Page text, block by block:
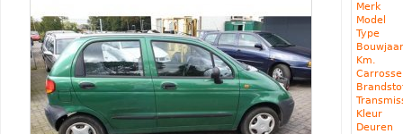
Merk
Model
Type
Km.
Kleur
Deuren